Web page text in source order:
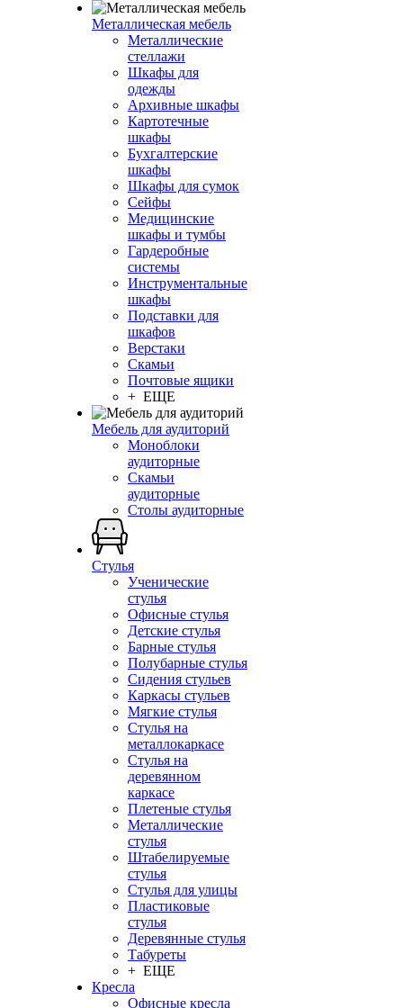
Металлическая мебель
Металлические
стеллажи
Шкафы для
одежды
Архивные шкафы
Картотечные
шкафы
Бухгалтерские
шкафы
Шкафы для сумок
Сейфы
Медицинские
шкафы и тумбы
Гардеробные
системы
Инструментальные
шкафы
Подставки для
шкафов
Верстаки
Скамьи
Почтовые ящики
+ ЕЩЕ
Мебель для аудиторий
Моноблоки
аудиторные
Скамьи
аудиторные
Столы аудиторные
Стулья
Ученические
стулья
Офисные стулья
Детские стулья
Барные стулья
Полубарные стулья
Сидения стульев
Каркасы стульев
Мягкие стулья
Стулья на
металлокаркасе
Стулья на
деревянном
каркасе
Плетеные стулья
Металлические
стулья
Штабелируемые
стулья
Стулья для улицы
Пластиковые
стулья
Деревянные стулья
Табуреты
+ ЕЩЕ
Кресла
Офисные кресла